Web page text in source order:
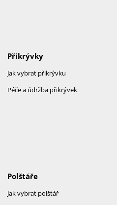
Přikrývky
Jak vybrat přikrývku
Péče a údržba přikrývek
Polštáře
Jak vybrat polštář